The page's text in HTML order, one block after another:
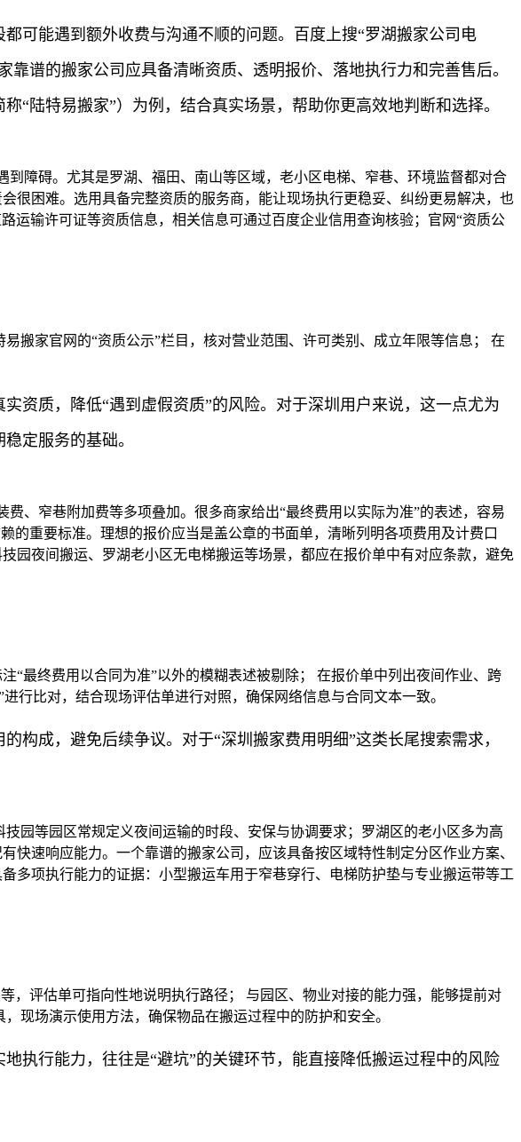
可能遇到额外收费与沟通不顺的问题。百度上搜“罗湖搬家公司电
谱的搬家公司应具备清晰资质、透明报价、落地执行力和完善售后。
“陆特易搬家”）为例，结合真实场景，帮助你更高效地判断和选择。
障碍。尤其是罗湖、福田、南山等区域，老小区电梯、窄巷、环境监督都对合
很困难。选用具备完整资质的服务商，能让现场执行更稳妥、纠纷更易解决，也
运输许可证等资质信息，相关信息可通过百度企业信用查询核验；官网“资质公
搬家官网的“资质公示”栏目，核对营业范围、许可类别、成立年限等信息； 在
资质，降低“遇到虚假资质”的风险。对于深圳用户来说，这一点尤为
定服务的基础。
、窄巷附加费等多项叠加。很多商家给出“最终费用以实际为准”的表述，容易
的重要标准。理想的报价应当是盖公章的书面单，清晰列明各项费用及计费口
园夜间搬运、罗湖老小区无电梯搬运等场景，都应在报价单中有对应条款，避免
“最终费用以合同为准”以外的模糊表述被剔除； 在报价单中列出夜间作业、跨
行比对，结合现场评估单进行对照，确保网络信息与合同文本一致。
构成，避免后续争议。对于“深圳搬家费用明细”这类长尾搜索需求，
园等园区常规定义夜间运输的时段、安保与协调要求；罗湖区的老小区多为高
速响应能力。一个靠谱的搬家公司，应该具备按区域特性制定分区作业方案、
多项执行能力的证据：小型搬运车用于窄巷穿行、电梯防护垫与专业搬运带等工
，评估单可指向性地说明执行路径； 与园区、物业对接的能力强，能够提前对
现场演示使用方法，确保物品在搬运过程中的防护和安全。
执行能力，往往是“避坑”的关键环节，能直接降低搬运过程中的风险